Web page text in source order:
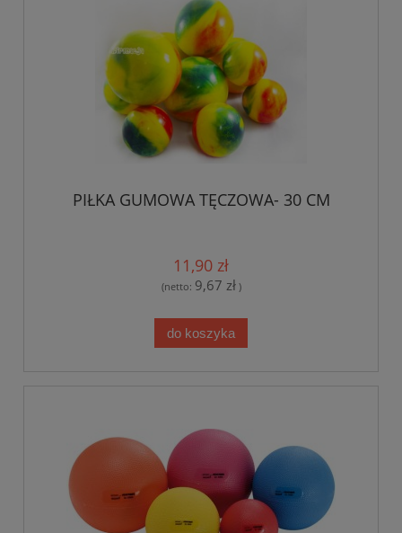
PIŁKA GUMOWA TĘCZOWA- 30 CM
11,90 zł
(netto: 9,67 zł)
do koszyka